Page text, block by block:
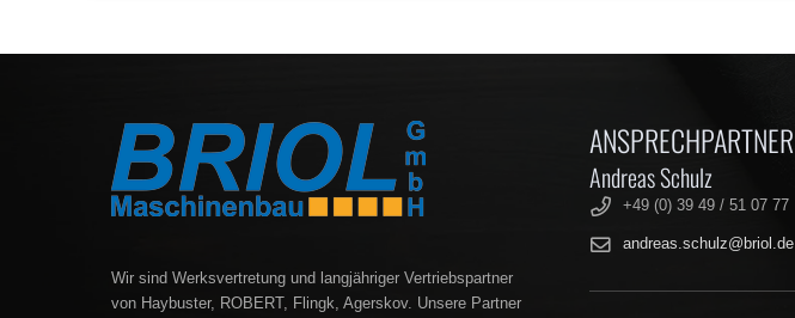
Wir sind Werksvertretung und langjähriger Vertriebspartner
von Haybuster, ROBERT, Flingk, Agerskov. Unsere Partner
ANSPRECHPARTNER
Andreas Schulz
+49 (0) 39 49 / 51 07 77
andreas.schulz@briol.de